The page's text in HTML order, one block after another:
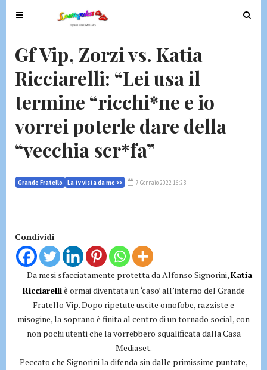
T
o
g
l
e
n
v
i
t
T
o
Gf Vip, Zorzi vs. Katia
Ricciarelli: “Lei usa il
termine “ricchi*ne e io
vorrei poterle dare della
“vecchia scr*fa”
Grande Fratello La tv vista da me >> 7 Gennaio 2022 16:28
Condividi
Da mesi sfacciatamente protetta da Alfonso Signorini,Katia
Ricciarelliè ormai diventata un ‘caso’ all’interno del Grande
Fratello Vip. Dopo ripetute uscite omofobe, razziste e
misogine, la soprano è finita al centro di un tornado social, con
non pochi utenti che la vorrebbero squalificata dalla Casa
Mediaset.
Peccato che Signorini la difenda sin dalle primissime puntate,